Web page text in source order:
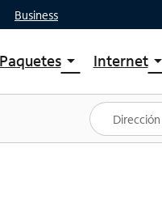
Business
Paquetesarrow_drop_down
Ver paquetes
Spectrum One
Mejores ofertas
Internetarrow_drop_down
Planes